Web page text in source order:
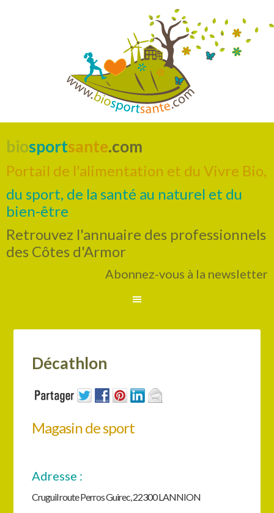
biosportsante.com
Portail de l'alimentation et du Vivre Bio,
du sport, de la santé au naturel et du
bien-être
Retrouvez l'annuaire des professionnels
des Côtes d'Armor
Abonnez-vous à la newsletter
Décathlon
Magasin de sport
Adresse :
Cruguil route Perros Guirec, 22300 LANNION